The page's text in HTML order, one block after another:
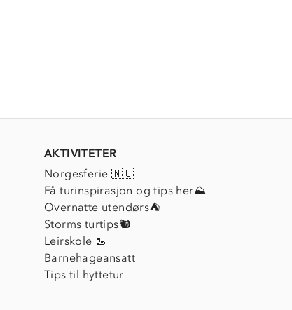
AKTIVITETER
Norgesferie 🇳🇴
Få turinspirasjon og tips her⛰
Overnatte utendørs⛺
Storms turtips🐿️
Leirskole 🥾
Barnehageansatt
Tips til hyttetur